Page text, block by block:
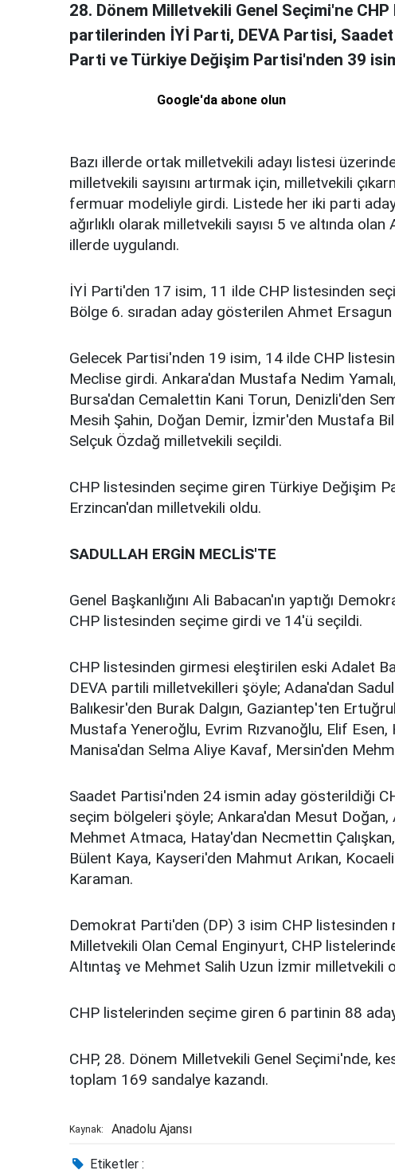
28. Dönem Milletvekili Genel Seçimi'ne
partilerinden İYİ Parti, DEVA Partisi,
Parti ve Türkiye Değişim Partisi'nden 39
Google'da abone olun
Bazı illerde ortak milletvekili adayı listesi
milletvekili sayısını artırmak için, milletvekili
fermuar modeliyle girdi. Listede her iki parti
ağırlıklı olarak milletvekili sayısı 5 ve altında
illerde uygulandı.
İYİ Parti'den 17 isim, 11 ilde CHP listesinden
Bölge 6. sıradan aday gösterilen Ahmet
Gelecek Partisi'nden 19 isim, 14 ilde CHP
Meclise girdi. Ankara'dan Mustafa Nedim
Bursa'dan Cemalettin Kani Torun, Denizli'den
Mesih Şahin, Doğan Demir, İzmir'den Mustafa
Selçuk Özdağ milletvekili seçildi.
CHP listesinden seçime giren Türkiye Değişim
Erzincan'dan milletvekili oldu.
SADULLAH ERGİN MECLİS'TE
Genel Başkanlığını Ali Babacan'ın yaptığı
CHP listesinden seçime girdi ve 14'ü seçildi.
CHP listesinden girmesi eleştirilen eski Adalet
DEVA partili milletvekilleri şöyle; Adana'dan
Balıkesir'den Burak Dalgın, Gaziantep'ten
Mustafa Yeneroğlu, Evrim Rızvanoğlu, Elif
Manisa'dan Selma Aliye Kavaf, Mersin'den
Saadet Partisi'nden 24 ismin aday gösterildiği
seçim bölgeleri şöyle; Ankara'dan Mesut Doğan,
Mehmet Atmaca, Hatay'dan Necmettin
Bülent Kaya, Kayseri'den Mahmut Arıkan,
Karaman.
Demokrat Parti'den (DP) 3 isim CHP
Milletvekili Olan Cemal Enginyurt, CHP
Altıntaş ve Mehmet Salih Uzun İzmir milletvekili
CHP listelerinden seçime giren 6 partinin 88
CHP, 28. Dönem Milletvekili Genel Seçimi'nde,
toplam 169 sandalye kazandı.
Kaynak: Anadolu Ajansı
Etiketler :